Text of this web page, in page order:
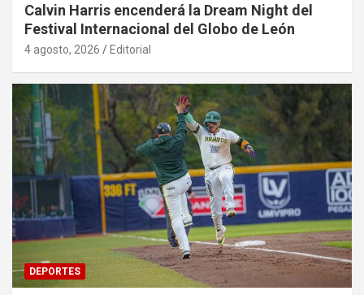
Calvin Harris encenderá la Dream Night del
Festival Internacional del Globo de León
4 agosto, 2026 Editorial
DEPORTES